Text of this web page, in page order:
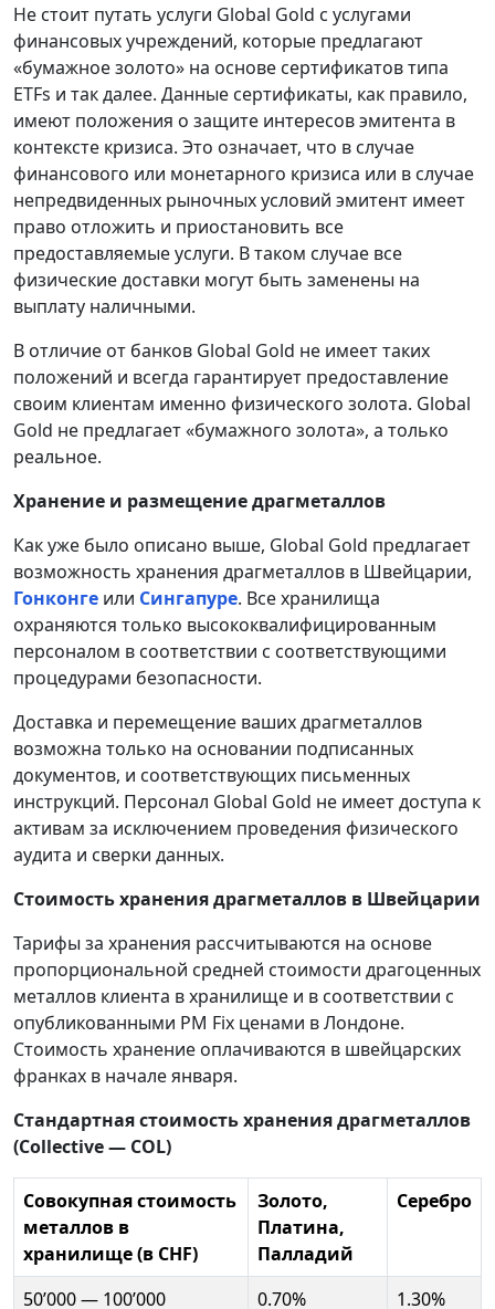
Не стоит путать услуги Global Gold с услугами
финансовых учреждений, которые предлагают
«бумажное золото» на основе сертификатов типа
ETFs и так далее. Данные сертификаты, как правило,
имеют положения о защите интересов эмитента в
контексте кризиса. Это означает, что в случае
финансового или монетарного кризиса или в случае
непредвиденных рыночных условий эмитент имеет
право отложить и приостановить все
предоставляемые услуги. В таком случае все
физические доставки могут быть заменены на
выплату наличными.
В отличие от банков Global Gold не имеет таких
положений и всегда гарантирует предоставление
своим клиентам именно физического золота. Global
Gold не предлагает «бумажного золота», а только
реальное.
Хранение и размещение драгметаллов
Как уже было описано выше, Global Gold предлагает
возможность хранения драгметаллов в Швейцарии,
Гонконге или Сингапуре. Все хранилища
охраняются только высококвалифицированным
персоналом в соответствии с соответствующими
процедурами безопасности.
Доставка и перемещение ваших драгметаллов
возможна только на основании подписанных
документов, и соответствующих письменных
инструкций. Персонал Global Gold не имеет доступа к
активам за исключением проведения физического
аудита и сверки данных.
Стоимость хранения драгметаллов в Швейцарии
Тарифы за хранения рассчитываются на основе
пропорциональной средней стоимости драгоценных
металлов клиента в хранилище и в соответствии с
опубликованными PM Fix ценами в Лондоне.
Стоимость хранение оплачиваются в швейцарских
франках в начале января.
Стандартная стоимость хранения драгметаллов
(Collective — COL)
Совокупная стоимость
металлов в
хранилище (в CHF)
Золото,
Платина,
Палладий
Серебро
50’000 — 100’000 0.70% 1.30%